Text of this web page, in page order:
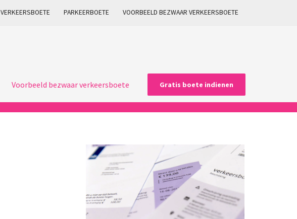
VERKEERSBOETE PARKEERBOETE VOORBEELD BEZWAAR VERKEERSBOETE
Voorbeeld bezwaar verkeersboete Gratis boete indienen